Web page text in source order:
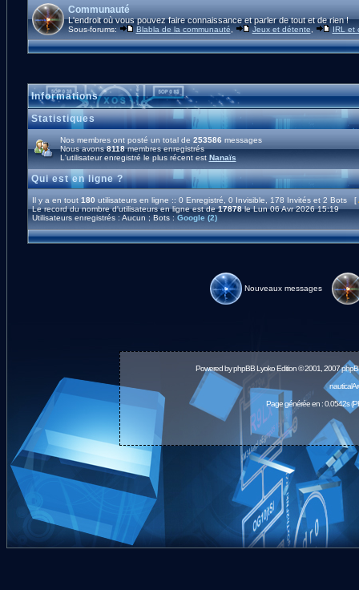
Communauté
L'endroit où vous pouvez faire connaissance et parler de tout et de rien !
Sous-forums: Blabla de la communauté, Jeux et détente, IRL et
Informations
Statistiques
Nos membres ont posté un total de 253586 messages
Nous avons8118membres enregistrés
L'utilisateur enregistré le plus récent est Nanaïs
Qui est en ligne ?
Il y a en tout 180utilisateurs en ligne :: 0 Enregistré, 0 Invisible, 178 Invités et 2 Bots [
Le record du nombre d'utilisateurs en ligne est de17878le Lun 06 Avr 2026 15:19
Utilisateurs enregistrés : Aucun ; Bots : Google (2)
Nouveaux messages
Powered byphpBBLyoko Edition © 2001, 2007
Page générée en : 0.0542s